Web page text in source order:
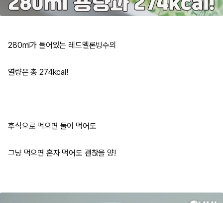
280ml가 들어있는 레드멜론빙수의
열량은 총 274kcal!
후식으로 먹으면 둘이 먹어도
그냥 먹으면 혼자 먹어도 괜찮을 양!